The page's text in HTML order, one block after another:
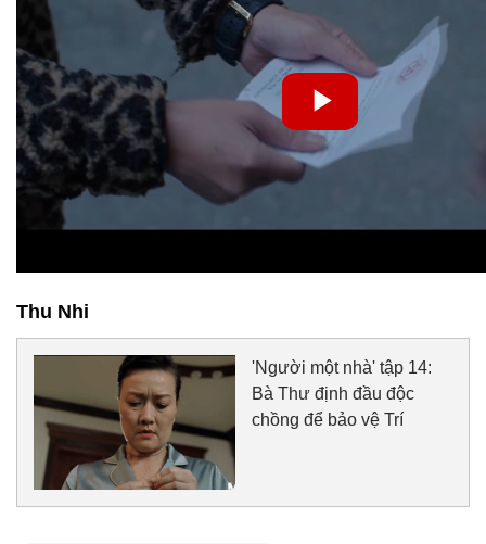
Thu Nhi
'Người một nhà' tập 14:
Bà Thư định đầu độc
chồng để bảo vệ Trí